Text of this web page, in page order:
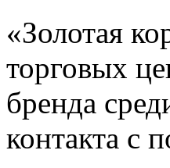
«Золотая
торговых
бренда
контакта с